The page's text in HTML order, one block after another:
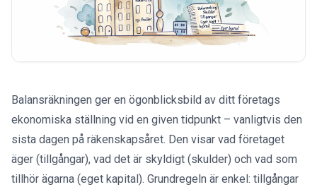
Balansräkningen ger en ögonblicksbild av ditt företags
ekonomiska ställning vid en given tidpunkt – vanligtvis den
sista dagen på räkenskapsåret. Den visar vad företaget
äger (tillgångar), vad det är skyldigt (skulder) och vad som
tillhör ägarna (eget kapital). Grundregeln är enkel: tillgångar